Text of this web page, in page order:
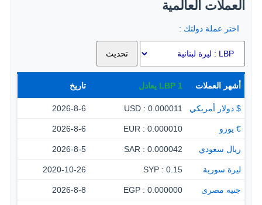
العملات العالمية
اختر عملة دولتك :
أشهر العملات 1
LBP يعادل تاريخ
$ دولار أمريكي 0.000011 : USD
2026-8-6
€ يورو 0.000010 : EUR
2026-8-6
ريال سعودي 0.000042 : SAR
2026-8-5
ليرة سورية 0.15 : SYP
2020-10-26
جنيه مصرى 0.000000 : EGP
2026-8-8